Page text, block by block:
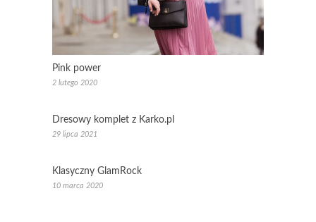
Pink power
2 lutego 2020
Dresowy komplet z Karko.pl
29 lipca 2021
Klasyczny GlamRock
10 marca 2020